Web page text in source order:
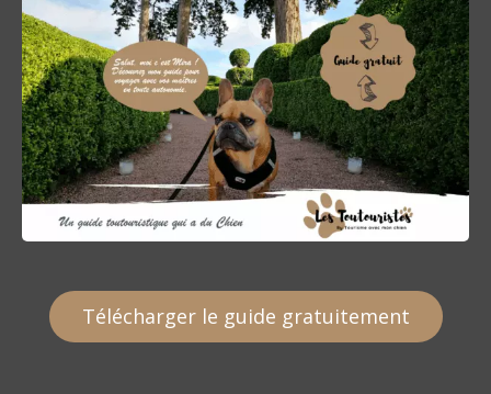
Télécharger le guide gratuitement